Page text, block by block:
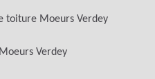
toiture Moeurs Verdey
Verdey